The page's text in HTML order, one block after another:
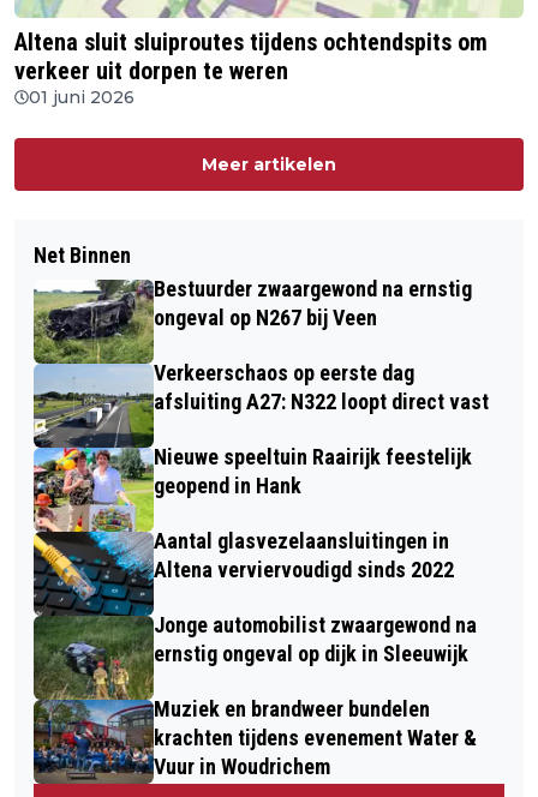
Altena sluit sluiproutes tijdens ochtendspits om
verkeer uit dorpen te weren
01 juni 2026
Meer artikelen
Net Binnen
Bestuurder zwaargewond na ernstig
ongeval op N267 bij Veen
Verkeerschaos op eerste dag
afsluiting A27: N322 loopt direct vast
Nieuwe speeltuin Raairijk feestelijk
geopend in Hank
Aantal glasvezelaansluitingen in
Altena verviervoudigd sinds 2022
Jonge automobilist zwaargewond na
ernstig ongeval op dijk in Sleeuwijk
Muziek en brandweer bundelen
krachten tijdens evenement Water &
Vuur in Woudrichem